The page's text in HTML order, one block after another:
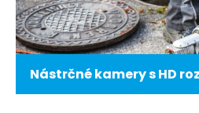
Nástrčné kamery s HD